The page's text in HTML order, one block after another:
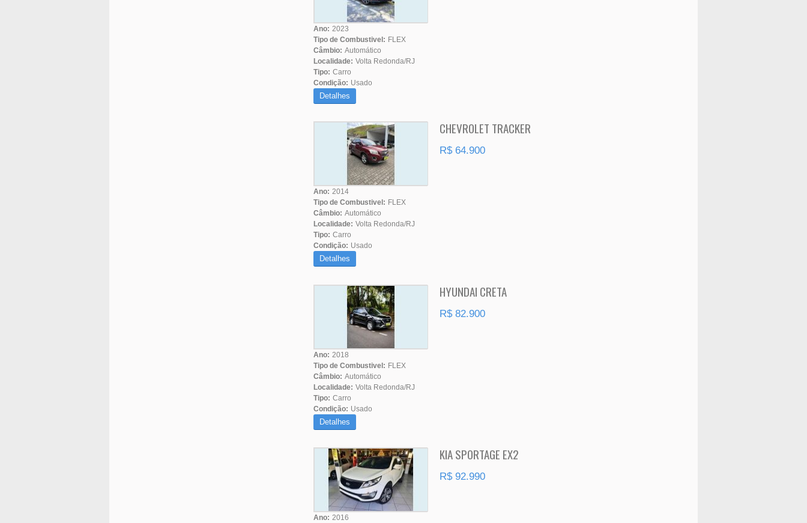
Ano: 2023
Tipo de Combustivel: FLEX
Câmbio: Automático
Localidade: Volta Redonda/RJ
Tipo: Carro
Condição: Usado
Detalhes
CHEVROLET TRACKER
R$ 64.900
Ano: 2014
Tipo de Combustivel: FLEX
Câmbio: Automático
Localidade: Volta Redonda/RJ
Tipo: Carro
Condição: Usado
Detalhes
HYUNDAI CRETA
R$ 82.900
Ano: 2018
Tipo de Combustivel: FLEX
Câmbio: Automático
Localidade: Volta Redonda/RJ
Tipo: Carro
Condição: Usado
Detalhes
KIA SPORTAGE EX2
R$ 92.990
Ano: 2016